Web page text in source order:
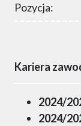
Pozycja:
Kariera
2024/
2024/